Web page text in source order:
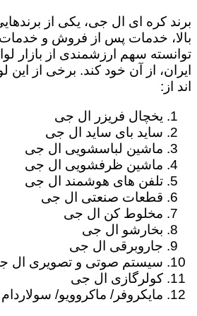
برند کره ای ال جی، یکی از
بالا، خدمات پس از فروش و
توانسته سهم ارزشمندی از بازار
ایران، از آن خود کند. برخی از این
اند از:
یخچال فریزر ال جی
ساید بای ساید ال جی
ماشین لباسشویی ال جی
ماشین ظرفشویی ال جی
تلفن های هوشمند ال جی
قطعات صنعتی ال جی
مخلوط کن ال جی
بخارشو ال جی
جاروبرقی ال جی
سیستم صوتی و تصویری ال
کولرگازی ال جی
مایکروفر/ ماکروویو/